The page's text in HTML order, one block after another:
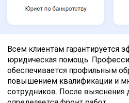
Всем клиентам гарантируется
юридическая помощь.
обеспечивается профильным
повышением квалификации и
сотрудников. После выяснения